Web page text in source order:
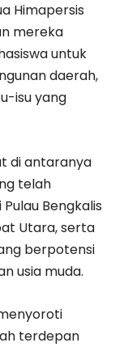
Himapersis
mereka
untuk
daerah,
isu yang
di antaranya
telah
Bengkalis
Utara, serta
berpotensi
usia muda.
terdepan